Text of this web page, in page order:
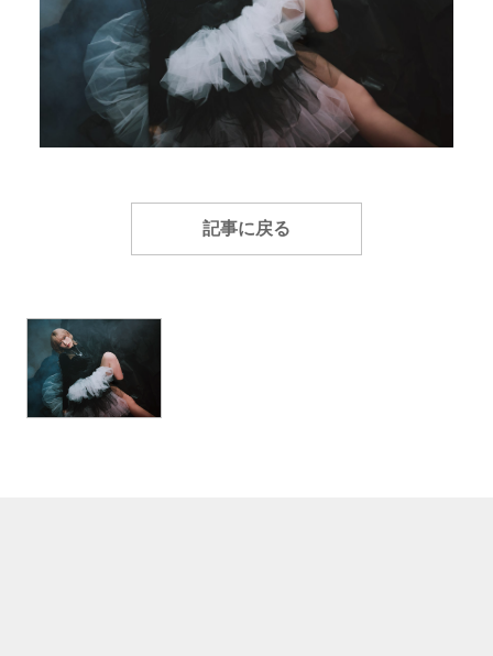
記事に戻る